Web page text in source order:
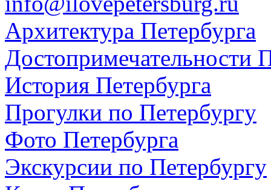
Архитектура Петербурга
Достопримечательности
История Петербурга
Прогулки по Петербургу
Фото Петербурга
Экскурсии по Петербургу